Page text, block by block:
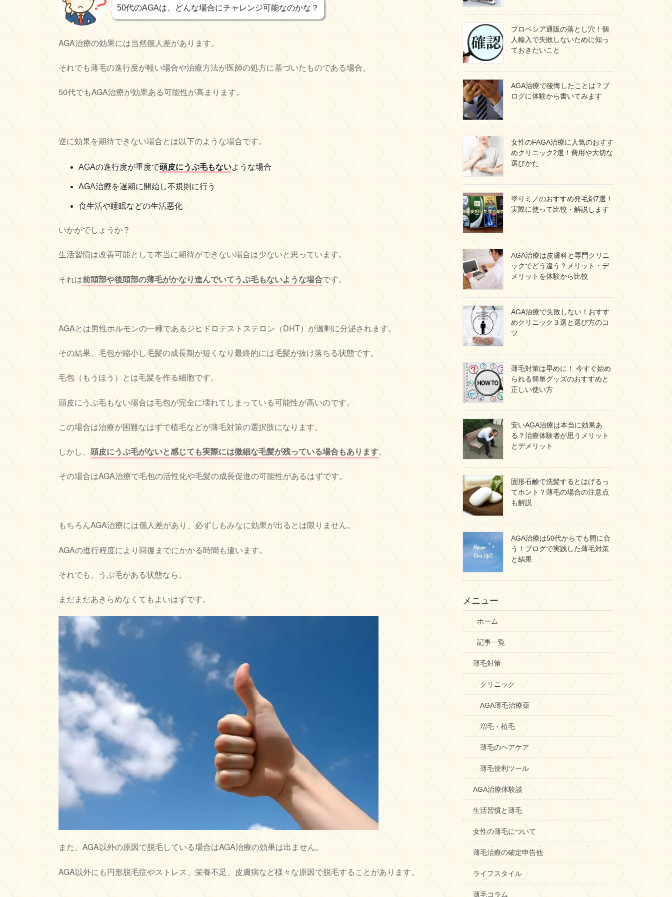
50代のAGAは、どんな場合にチャレンジ可能なのかな？
AGA治療の効果には当然個人差があります。
それでも薄毛の進行度が軽い場合や治療方法が医師の処方に基づいたものである場合。
50代でもAGA治療が効果ある可能性が高まります。
逆に効果を期待できない場合とは以下のような場合です。
AGAの進行度が重度で頭皮にうぶ毛もないような場合
AGA治療を遅期に開始し不規則に行う
食生活や睡眠などの生活悪化
いかがでしょうか？
生活習慣は改善可能として本当に期待ができない場合は少ないと思っています。
それは前頭部や後頭部の薄毛がかなり進んでいてうぶ毛もないような場合です。
AGAとは男性ホルモンの一種であるジヒドロテストステロン（DHT）が過剰に分泌されます。
その結果、毛包が縮小し毛髪の成長期が短くなり最終的には毛髪が抜け落ちる状態です。
毛包（もうほう）とは毛髪を作る細胞です。
頭皮にうぶ毛もない場合は毛包が完全に壊れてしまっている可能性が高いのです。
この場合は治療が困難なはずで植毛などが薄毛対策の選択肢になります。
しかし、 頭皮にうぶ毛がないと感じても実際には微細な毛髪が残っている場合もあります。
その場合はAGA治療で毛包の活性化や毛髪の成長促進の可能性があるはずです。
もちろんAGA治療には個人差があり、必ずしもみなに効果が出るとは限りません。
AGAの進行程度により回復までにかかる時間も違います。
それでも、うぶ毛がある状態なら。
まだまだあきらめなくてもよいはずです。
また、AGA以外の原因で脱毛している場合はAGA治療の効果は出ません。
AGA以外にも円形脱毛症やストレス、栄養不足、皮膚病など様々な原因で脱毛することがあります。
プロペシア通販の落とし穴！個
人輸入で失敗しないために知っ
ておきたいこと
AGA治療で後悔したことは？ブ
ログに体験から書いてみます
女性のFAGA治療に人気のおすす
めクリニック2選！費用や大切な
選びかた
塗りミノのおすすめ発毛剤7選！
実際に使って比較・解説します
AGA治療は皮膚科と専門クリニ
ックでどう違う？メリット・デ
メリットを体験から比較
AGA治療で失敗しない！おすす
めクリニック３選と選び方のコ
ツ
薄毛対策は早めに！ 今すぐ始め
られる簡単グッズのおすすめと
正しい使い方
安いAGA治療は本当に効果あ
る？治療体験者が思うメリット
とデメリット
固形石鹸で洗髪するとはげるっ
てホント？薄毛の場合の注意点
も解説
AGA治療は50代からでも間に合
う！ブログで実践した薄毛対策
と結果
メニュー
ホーム
記事一覧
薄毛対策
クリニック
AGA薄毛治療薬
増毛・植毛
薄毛のヘアケア
薄毛便利ツール
AGA治療体験談
生活習慣と薄毛
女性の薄毛について
薄毛治療の確定申告他
ライフスタイル
薄毛コラム